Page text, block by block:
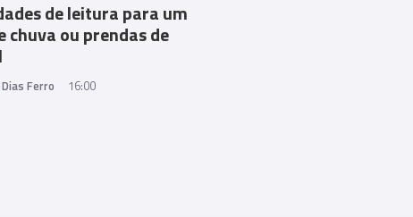
de leitura para um
chuva ou prendas de
Ferro 16:00